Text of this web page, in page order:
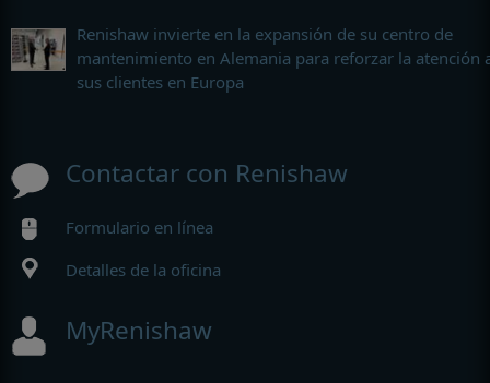
Renishaw invierte en la expansión de su centro de
mantenimiento en Alemania para reforzar la atención
sus clientes en Europa
Contactar con Renishaw
Formulario en línea
Detalles de la oficina
MyRenishaw